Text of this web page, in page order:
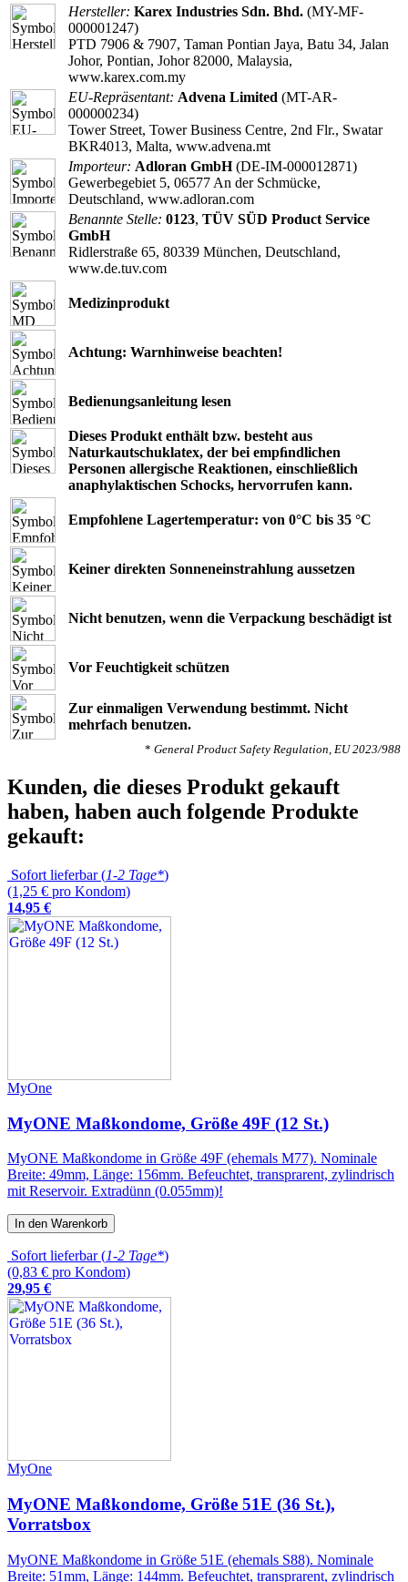
Hersteller: Karex Industries Sdn. Bhd. (MY-MF-
000001247)
PTD 7906 & 7907, Taman Pontian Jaya, Batu 34, Jalan
Johor, Pontian, Johor 82000, Malaysia,
www.karex.com.my
EU-Repräsentant: Advena Limited (MT-AR-
000000234)
Tower Street, Tower Business Centre, 2nd Flr., Swatar
BKR4013, Malta, www.advena.mt
Importeur: Adloran GmbH(DE-IM-000012871)
Gewerbegebiet 5, 06577 An der Schmücke,
Deutschland, www.adloran.com
Benannte Stelle: 0123, TÜV SÜD Product Service
GmbH
Ridlerstraße 65, 80339 München, Deutschland,
www.de.tuv.com
Medizinprodukt
Achtung: Warnhinweise beachten!
Bedienungsanleitung lesen
Dieses Produkt enthält bzw. besteht aus
Naturkautschuklatex, der bei empﬁndlichen
Personen allergische Reaktionen, einschließlich
anaphylaktischen Schocks, hervorrufen kann.
Empfohlene Lagertemperatur: von 0°C bis 35 °C
Keiner direkten Sonneneinstrahlung aussetzen
Nicht benutzen, wenn die Verpackung beschädigt ist
Vor Feuchtigkeit schützen
Zur einmaligen Verwendung bestimmt. Nicht
mehrfach benutzen.
* General Product Safety Regulation, EU 2023/988
Kunden, die dieses Produkt gekauft
haben, haben auch folgende Produkte
gekauft:
Sofort lieferbar (1-2 Tage*)
(1,25 € pro Kondom)
14,95 €
MyOne
MyONE Maßkondome, Größe 49F (12 St.)
MyONE Maßkondome in Größe 49F (ehemals M77). Nominale
Breite: 49mm, Länge: 156mm. Befeuchtet, transprarent, zylindrisch
mit Reservoir. Extradünn (0.055mm)!
In den Warenkorb
Sofort lieferbar (1-2 Tage*)
(0,83 € pro Kondom)
29,95 €
MyOne
MyONE Maßkondome, Größe 51E (36 St.),
Vorratsbox
MyONE Maßkondome in Größe 51E (ehemals S88). Nominale
Breite: 51mm, Länge: 144mm. Befeuchtet, transprarent, zylindrisch